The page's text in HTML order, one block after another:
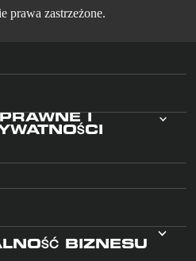
prawa zastrzeżone.
I
BIZNESU